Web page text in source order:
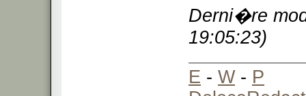
Derni�re
19:05:23)
E - W- P